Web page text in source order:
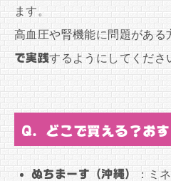
ます。
高血圧や腎機能に問題がある
で実践するようにしてくださ
Q. どこで買える？お
ぬちまーす（沖縄）
：ミ